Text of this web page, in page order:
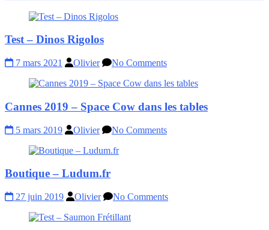
Test – Dinos Rigolos
7 mars 2021 Olivier No Comments
Cannes 2019 – Space Cow dans les tables
5 mars 2019 Olivier No Comments
Boutique – Ludum.fr
27 juin 2019 Olivier No Comments